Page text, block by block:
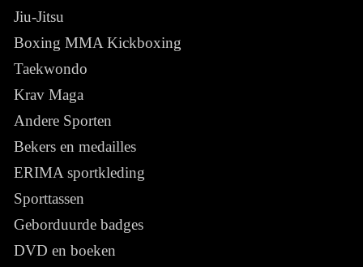
Jiu-Jitsu
Boxing MMA Kickboxing
Taekwondo
Krav Maga
Andere Sporten
Bekers en medailles
ERIMA sportkleding
Sporttassen
Geborduurde badges
DVD en boeken